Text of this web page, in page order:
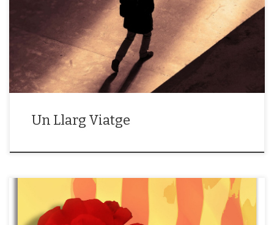
años, mucho se repite . Hay situaciones que vuelven a ocurrir o que las
busco. No me aportan al final más que problemas y movidas. Y me
Un Llarg Viatge